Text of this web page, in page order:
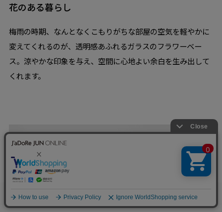
お気に入り
0
カート
花のある暮らし
梅雨の時期、なんとなくこもりがちな部屋の空気を軽やかに
変えてくれるのが、透明感あふれるガラスのフラワーベー
ス。涼やかな印象を与え、空間に心地よい余白を生み出して
くれます。